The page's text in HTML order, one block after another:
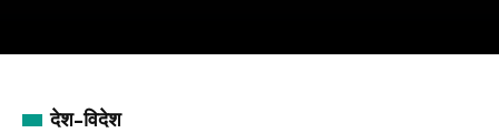
देश-विदेश